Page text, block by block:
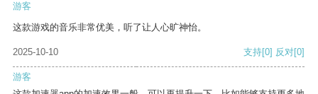
游客
这款游戏的音乐非常优美，听了让人心旷神怡。
2025-10-10 支持[0] 反对[0]
游客